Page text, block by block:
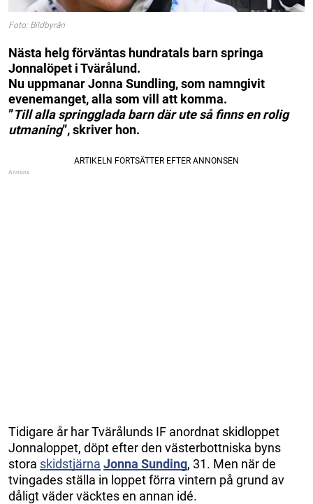
Foto: Bildbyrån
Nästa helg förväntas hundratals barn springa
Jonnalöpet i Tvärålund.
Nu uppmanar Jonna Sundling, som namngivit
evenemanget, alla som vill att komma.
”Till alla springglada barn där ute så finns en rolig
utmaning”, skriver hon.
Tidigare år har Tvärålunds IF anordnat skidloppet
Jonnaloppet, döpt efter den västerbottniska byns
stora skidstjärna Jonna Sunding, 31. Men när de
tvingades ställa in loppet förra vintern på grund av
dåligt väder väcktes en annan idé.